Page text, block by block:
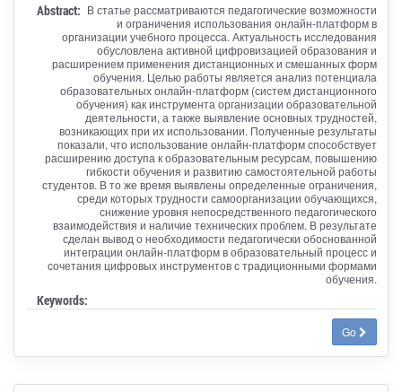
Abstract: В статье рассматриваются педагогические возможности
и ограничения использования онлайн-платформ в
организации учебного процесса. Актуальность исследования
обусловлена активной цифровизацией образования и
расширением применения дистанционных и смешанных форм
обучения. Целью работы является анализ потенциала
образовательных онлайн-платформ (систем дистанционного
обучения) как инструмента организации образовательной
деятельности, а также выявление основных трудностей,
возникающих при их использовании. Полученные результаты
показали, что использование онлайн-платформ способствует
расширению доступа к образовательным ресурсам, повышению
гибкости обучения и развитию самостоятельной работы
студентов. В то же время выявлены определенные ограничения,
среди которых трудности самоорганизации обучающихся,
снижение уровня непосредственного педагогического
взаимодействия и наличие технических проблем. В результате
сделан вывод о необходимости педагогически обоснованной
интеграции онлайн-платформ в образовательный процесс и
сочетания цифровых инструментов с традиционными формами
обучения.
Keywords:
Go